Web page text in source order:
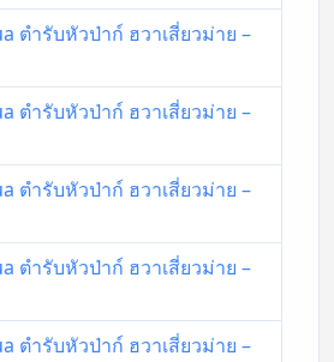
ตำรับหัวป่าก์ ฮวาเสี่ยวม่าย –
ตำรับหัวป่าก์ ฮวาเสี่ยวม่าย –
ตำรับหัวป่าก์ ฮวาเสี่ยวม่าย –
ตำรับหัวป่าก์ ฮวาเสี่ยวม่าย –
ตำรับหัวป่าก์ ฮวาเสี่ยวม่าย –